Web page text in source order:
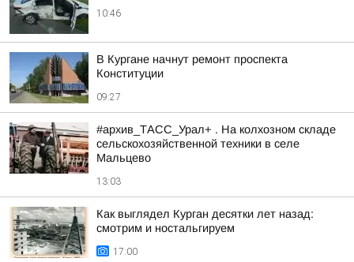
10:46
В Кургане начнут ремонт проспекта
Конституции
09:27
#архив_ТАСС_Урал+ . На колхозном складе
сельскохозяйственной техники в селе
Мальцево
13:03
Как выглядел Курган десятки лет назад:
смотрим и ностальгируем
17:00